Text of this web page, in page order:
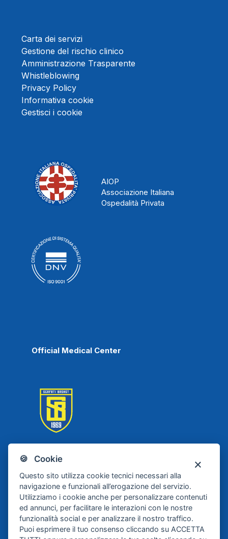
🍪 Cookie
Questo sito utilizza cookie tecnici necessari alla
navigazione e funzionali all’erogazione del servizio.
Utilizziamo i cookie anche per personalizzare contenuti
ed annunci, per facilitare le interazioni con le nostre
funzionalità social e per analizzare il nostro traffico.
Puoi esprimere il tuo consenso cliccando su ACCETTA
Carta dei servizi
Gestione del rischio clinico
Amministrazione Trasparente
Whistleblowing
Privacy Policy
Informativa cookie
Gestisci i cookie
AIOP
Associazione Italiana
Ospedalità Privata
Official Medical Center
Scafati Basket